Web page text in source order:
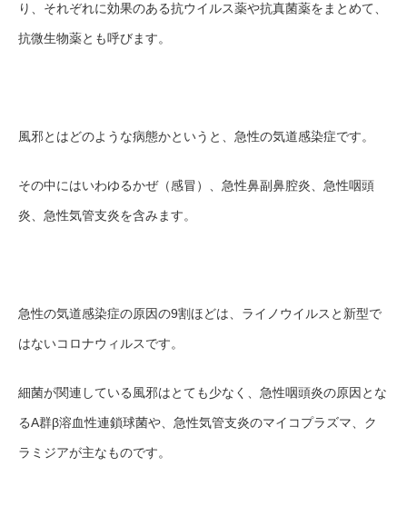
り、それぞれに効果のある抗ウイルス薬や抗真菌薬をまとめて、
抗微生物薬とも呼びます。
風邪とはどのような病態かというと、急性の気道感染症です。
その中にはいわゆるかぜ（感冒）、急性鼻副鼻腔炎、急性咽頭
炎、急性気管支炎を含みます。
急性の気道感染症の原因の9割ほどは、ライノウイルスと新型で
はないコロナウィルスです。
細菌が関連している風邪はとても少なく、急性咽頭炎の原因とな
るA群β溶血性連鎖球菌や、急性気管支炎のマイコプラズマ、ク
ラミジアが主なものです。